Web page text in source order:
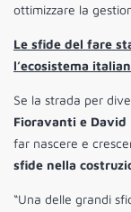
ottimizzare la
Le sfide del fare
l’ecosistema
Se la strada per
Fioravanti e David
far nascere e
sfide nella
“Una delle grandi